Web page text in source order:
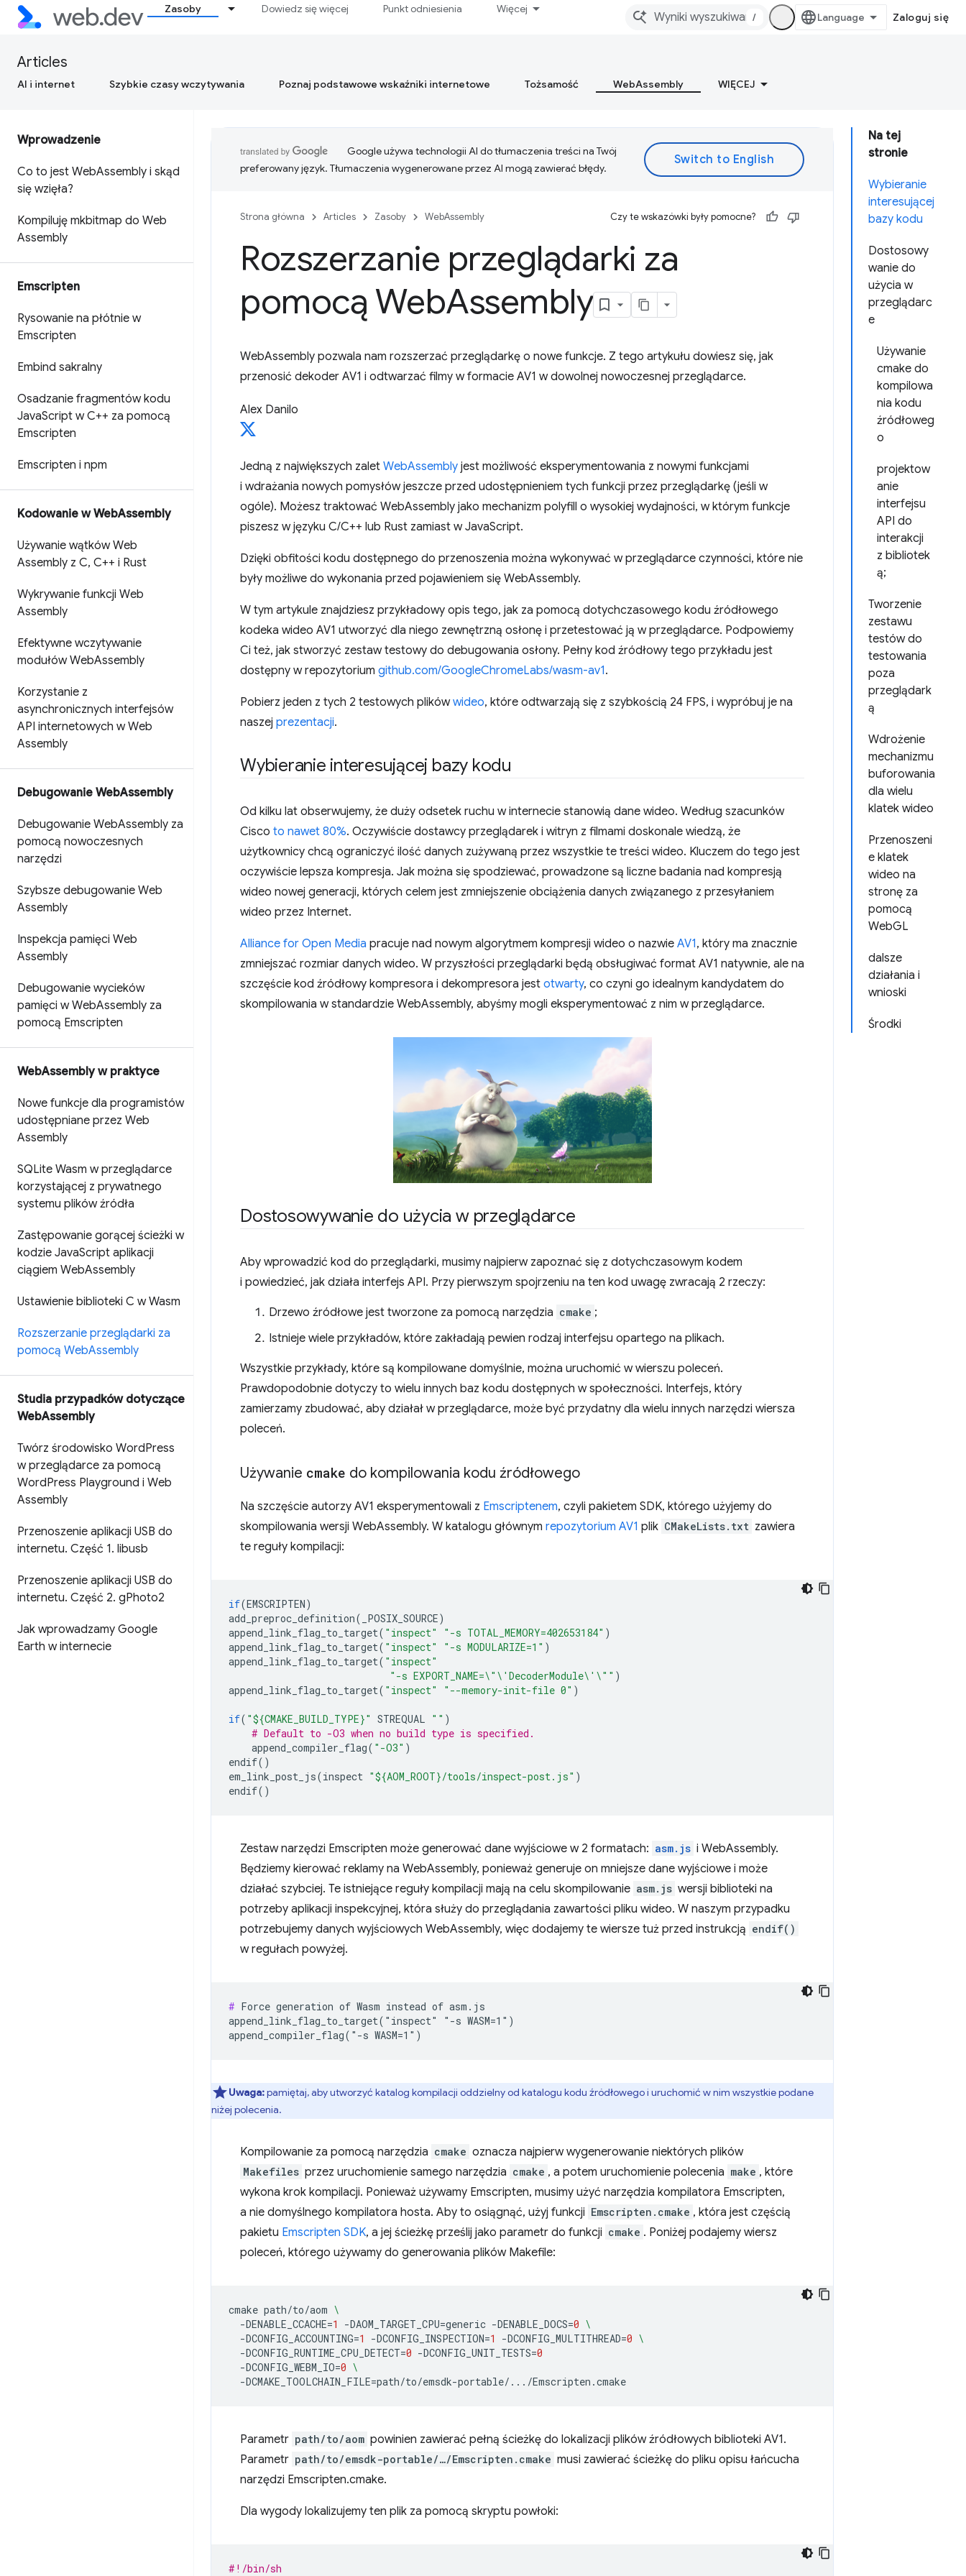
Zasoby Dowiedz się więcej Punkt odniesienia Więcej
/ Zaloguj się
Articles
AI i internet Szybkie czasy wczytywania Poznaj podstawowe wskaźniki internetowe Tożsamość WebAssembly WIĘCEJ
Wprowadzenie
Co to jest WebAssembly i skąd
się wzięła?
Kompiluję mkbitmap do Web
Assembly
Emscripten
Rysowanie na płótnie w
Emscripten
Embind sakralny
Osadzanie fragmentów kodu
JavaScript w C++ za pomocą
Emscripten
Emscripten i npm
Kodowanie w WebAssembly
Używanie wątków Web
Assembly z C, C++ i Rust
Wykrywanie funkcji Web
Assembly
Efektywne wczytywanie
modułów WebAssembly
Korzystanie z
asynchronicznych interfejsów
API internetowych w Web
Assembly
Debugowanie WebAssembly
Debugowanie WebAssembly za
pomocą nowoczesnych
narzędzi
Szybsze debugowanie Web
Assembly
Inspekcja pamięci Web
Assembly
Debugowanie wycieków
pamięci w WebAssembly za
pomocą Emscripten
WebAssembly w praktyce
Nowe funkcje dla programistów
udostępniane przez Web
Assembly
SQLite Wasm w przeglądarce
korzystającej z prywatnego
systemu plików źródła
Zastępowanie gorącej ścieżki w
kodzie JavaScript aplikacji
ciągiem WebAssembly
Ustawienie biblioteki C w Wasm
Rozszerzanie przeglądarki za
pomocą WebAssembly
Studia przypadków dotyczące
WebAssembly
Twórz środowisko WordPress
w przeglądarce za pomocą
WordPress Playground i Web
Assembly
Przenoszenie aplikacji USB do
internetu. Część 1. libusb
Przenoszenie aplikacji USB do
internetu. Część 2. gPhoto2
Jak wprowadzamy Google
Earth w internecie
Na tej
stronie
Wybieranie
interesującej
bazy kodu
Dostosowy
wanie do
użycia w
przeglądarc
e
Używanie
cmake do
kompilowa
nia kodu
źródłoweg
o
projektow
anie
interfejsu
API do
interakcji
z bibliotek
ą;
Tworzenie
zestawu
testów do
testowania
poza
przeglądark
ą
Wdrożenie
mechanizmu
buforowania
dla wielu
klatek wideo
Przenoszeni
e klatek
wideo na
stronę za
pomocą
WebGL
dalsze
działania i
wnioski
Środki
Google używa technologii AI do tłumaczenia treści na Twój
preferowany język. Tłumaczenia wygenerowane przez AI mogą zawierać błędy.
Strona główna Articles Zasoby WebAssembly Czy te wskazówki były pomocne?
Rozszerzanie przeglądarki za
pomocą WebAssembly
WebAssembly pozwala nam rozszerzać przeglądarkę o nowe funkcje. Z tego artykułu dowiesz się, jak
przenosić dekoder AV1 i odtwarzać filmy w formacie AV1 w dowolnej nowoczesnej przeglądarce.
Alex Danilo
Jedną z największych zalet WebAssembly jest możliwość eksperymentowania z nowymi funkcjami
i wdrażania nowych pomysłów jeszcze przed udostępnieniem tych funkcji przez przeglądarkę (jeśli w
ogóle). Możesz traktować WebAssembly jako mechanizm polyfill o wysokiej wydajności, w którym funkcje
piszesz w języku C/C++ lub Rust zamiast w JavaScript.
Dzięki obfitości kodu dostępnego do przenoszenia można wykonywać w przeglądarce czynności, które nie
były możliwe do wykonania przed pojawieniem się WebAssembly.
W tym artykule znajdziesz przykładowy opis tego, jak za pomocą dotychczasowego kodu źródłowego
kodeka wideo AV1 utworzyć dla niego zewnętrzną osłonę i przetestować ją w przeglądarce. Podpowiemy
Ci też, jak stworzyć zestaw testowy do debugowania osłony. Pełny kod źródłowy tego przykładu jest
dostępny w repozytorium github.com/GoogleChromeLabs/wasm-av1.
Pobierz jeden z tych 2 testowych plikówwideo, które odtwarzają się z szybkością 24 FPS, i wypróbuj je na
naszej prezentacji.
Wybieranie interesującej bazy kodu
Od kilku lat obserwujemy, że duży odsetek ruchu w internecie stanowią dane wideo. Według szacunków
Cisco to nawet 80%. Oczywiście dostawcy przeglądarek i witryn z filmami doskonale wiedzą, że
użytkownicy chcą ograniczyć ilość danych zużywaną przez wszystkie te treści wideo. Kluczem do tego jest
oczywiście lepsza kompresja. Jak można się spodziewać, prowadzone są liczne badania nad kompresją
wideo nowej generacji, których celem jest zmniejszenie obciążenia danych związanego z przesyłaniem
wideo przez Internet.
Alliance for Open Media pracuje nad nowym algorytmem kompresji wideo o nazwie AV1, który ma znacznie
zmniejszać rozmiar danych wideo. W przyszłości przeglądarki będą obsługiwać format AV1 natywnie, ale na
szczęście kod źródłowy kompresora i dekompresora jest otwarty, co czyni go idealnym kandydatem do
skompilowania w standardzie WebAssembly, abyśmy mogli eksperymentować z nim w przeglądarce.
Dostosowywanie do użycia w przeglądarce
Aby wprowadzić kod do przeglądarki, musimy najpierw zapoznać się z dotychczasowym kodem
i powiedzieć, jak działa interfejs API. Przy pierwszym spojrzeniu na ten kod uwagę zwracają 2 rzeczy:
Drzewo źródłowe jest tworzone za pomocą narzędzia cmake ;
Istnieje wiele przykładów, które zakładają pewien rodzaj interfejsu opartego na plikach.
Wszystkie przykłady, które są kompilowane domyślnie, można uruchomić w wierszu poleceń.
Prawdopodobnie dotyczy to wielu innych baz kodu dostępnych w społeczności. Interfejs, który
zamierzamy zbudować, aby działał w przeglądarce, może być przydatny dla wielu innych narzędzi wiersza
poleceń.
Używanie cmake do kompilowania kodu źródłowego
Na szczęście autorzy AV1 eksperymentowali z Emscriptenem, czyli pakietem SDK, którego użyjemy do
skompilowania wersji WebAssembly. W katalogu głównym repozytorium AV1 plik CMakeLists.txt zawiera
te reguły kompilacji:
if(EMSCRIPTEN)
add_preproc_definition( _POSIX_SOURCE)
append_link_flag_to_target( "inspect" "-s TOTAL_MEMORY=402653184" )
append_link_flag_to_target( "inspect" "-s MODULARIZE=1" )
append_link_flag_to_target( "inspect"
"-s EXPORT_NAME=\"\' DecoderModule\'\" " )
append_link_flag_to_target( "inspect" "--memory-init-file 0" )
if( "${CMAKE_BUILD_TYPE}" STREQUAL "" )
# Default to -O3 when no build type is specified.
append_compiler_flag( "-O3" )
endif()
em_link_post_js(inspect "${AOM_ROOT}/tools/inspect-post.js" )
endif()
Zestaw narzędzi Emscripten może generować dane wyjściowe w 2 formatach: asm.js i WebAssembly.
Będziemy kierować reklamy na WebAssembly, ponieważ generuje on mniejsze dane wyjściowe i może
działać szybciej. Te istniejące reguły kompilacji mają na celu skompilowanie asm.js wersji biblioteki na
potrzeby aplikacji inspekcyjnej, która służy do przeglądania zawartości pliku wideo. W naszym przypadku
potrzebujemy danych wyjściowych WebAssembly, więc dodajemy te wiersze tuż przed instrukcją endif()
w regułach powyżej.
# Force generation of Wasm instead of asm.js
append_link_flag_to_target("inspect" "-s WASM=1")
Uwaga:pamiętaj, aby utworzyć katalog kompilacji oddzielny od katalogu kodu źródłowego i uruchomić w nim wszystkie podane
niżej polecenia.
Kompilowanie za pomocą narzędzia cmake oznacza najpierw wygenerowanie niektórych plików
Makefiles przez uruchomienie samego narzędzia cmake , a potem uruchomienie polecenia make , które
wykona krok kompilacji. Ponieważ używamy Emscripten, musimy użyć narzędzia kompilatora Emscripten,
a nie domyślnego kompilatora hosta. Aby to osiągnąć, użyj funkcji Emscripten.cmake , która jest częścią
pakietu Emscripten SDK, a jej ścieżkę prześlij jako parametr do funkcji cmake . Poniżej podajemy wiersz
poleceń, którego używamy do generowania plików Makefile:
cmake path/to/aom \
-DENABLE_CCACHE=1 -DAOM_TARGET_CPU=generic -DENABLE_DOCS=0 \
-DCONFIG_ACCOUNTING=1 -DCONFIG_INSPECTION=1 -DCONFIG_MULTITHREAD=0 \
-DCONFIG_RUNTIME_CPU_DETECT=0 -DCONFIG_UNIT_TESTS=0
-DCONFIG_WEBM_IO=0 \
-DCMAKE_TOOLCHAIN_FILE=
Parametr path/to/aom powinien zawierać pełną ścieżkę do lokalizacji plików źródłowych biblioteki AV1.
Parametr path/to/emsdk-portable/…/Emscripten.cmake musi zawierać ścieżkę do pliku opisu łańcucha
narzędzi Emscripten.cmake.
Dla wygody lokalizujemy ten plik za pomocą skryptu powłoki:
#!/bin/sh